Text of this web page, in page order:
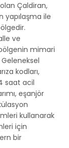
Çaldiran,
yapılaşma ile
ve
mimari
kodları,
saat acil
eşanjör
kullanarak
için
bir